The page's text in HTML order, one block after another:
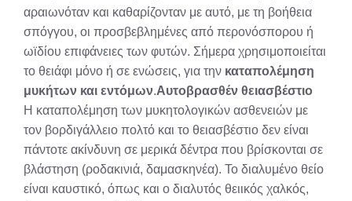
αραιωνόταν και καθαρίζονταν με αυτό, με τη βοήθεια
σπόγγου, οι προσβεβλημένες από περονόσπορου ή
ωϊδίου επιφάνειες των φυτών. Σήμερα χρησιμοποιείται
το θειάφι μόνο ή σε ενώσεις, για την καταπολέμηση
μυκήτων και εντόμων.Αυτοβρασθέν θειασβέστιο
Η καταπολέμηση των μυκητολογικών ασθενειών με
τον βορδιγάλλειο πολτό και το θειασβέστιο δεν είναι
πάντοτε ακίνδυνη σε μερικά δέντρα που βρίσκονται σε
βλάστηση (ροδακινιά, δαμασκηνέα). Το διαλυμένο θείο
είναι καυστικό, όπως και ο διαλυτός θειικός χαλκός,